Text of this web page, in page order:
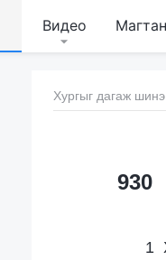
Видео
Хургыг дагаж
930
1